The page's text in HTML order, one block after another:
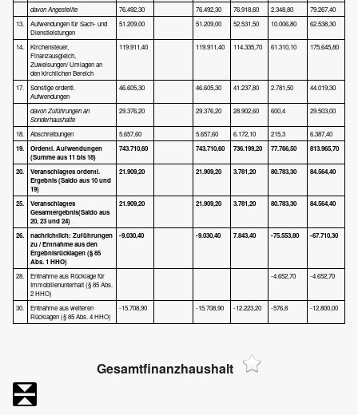
davon Angestellte
76.492,30 76.492,30 76.918,60 2.348,80
79.267,40
13.
Aufwendungen für Sach- und
Dienstleistungen
51.209,00 51.209,00 52.531,50 10.006,80 62.538,30
14.
Kirchensteuer,
Finanzausgleich,
Zuweisungen/ Umlagen an
den kirchlichen Bereich
119.911,40 119.911,40 114.335,70 61.310,10 175.645,80
17.
Sonstige ordentl.
Aufwendungen
46.605,30 46.605,30 41.237,80 2.781,50 44.019,30
davon Zuführungen an
Sonderhaushalte
29.376,20 29.376,20 28.902,60 600,4 29.503,00
18. Abschreibungen 5.657,60 5.657,60 6.172,10 215,3
6.387,40
19.
Ordentl. Aufwendungen
(Summe aus 11 bis 18)
743.710,60 743.710,60 736.199,20 77.766,50 813.965,70
20.
Veranschlagtes ordentl.
Ergebnis(Saldo aus 10 und
19)
21.909,20 21.909,20 3.781,20 80.783,30 84.564,40
25.
Veranschlagtes
Gesamtergebnis(Saldo aus
20, 23 und 24)
21.909,20 21.909,20 3.781,20 80.783,30 84.564,40
26.
nachrichtlich: Zuführungen
zu / Entnahme aus den
Ergebnisrücklagen(§ 85
Abs. 1 HHO)
-9.030,40 -9.030,40 7.843,40 -75.553,80 -67.710,30
28.
Entnahme aus Rücklage für
Immobilienunterhalt (§ 85 Abs.
2 HHO)
-4.652,70 -4.652,70
30.
Entnahme aus weiteren
Rücklagen (§ 85 Abs. 4 HHO)
-15.708,90 -15.708,90 -12.223,20 -576,8 -12.800,00
Gesamtfinanzhaushalt